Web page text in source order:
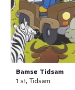
Bamse Tidsam
1 st, Tidsam